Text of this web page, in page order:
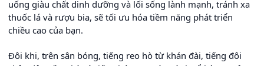
uống giàu chất dinh dưỡng và lối sống lành mạnh, tránh xa
thuốc lá và rượu bia, sẽ tối ưu hóa tiềm năng phát triển
chiều cao của bạn.
Đôi khi, trên sân bóng, tiếng reo hò từ khán đài, tiếng đôi